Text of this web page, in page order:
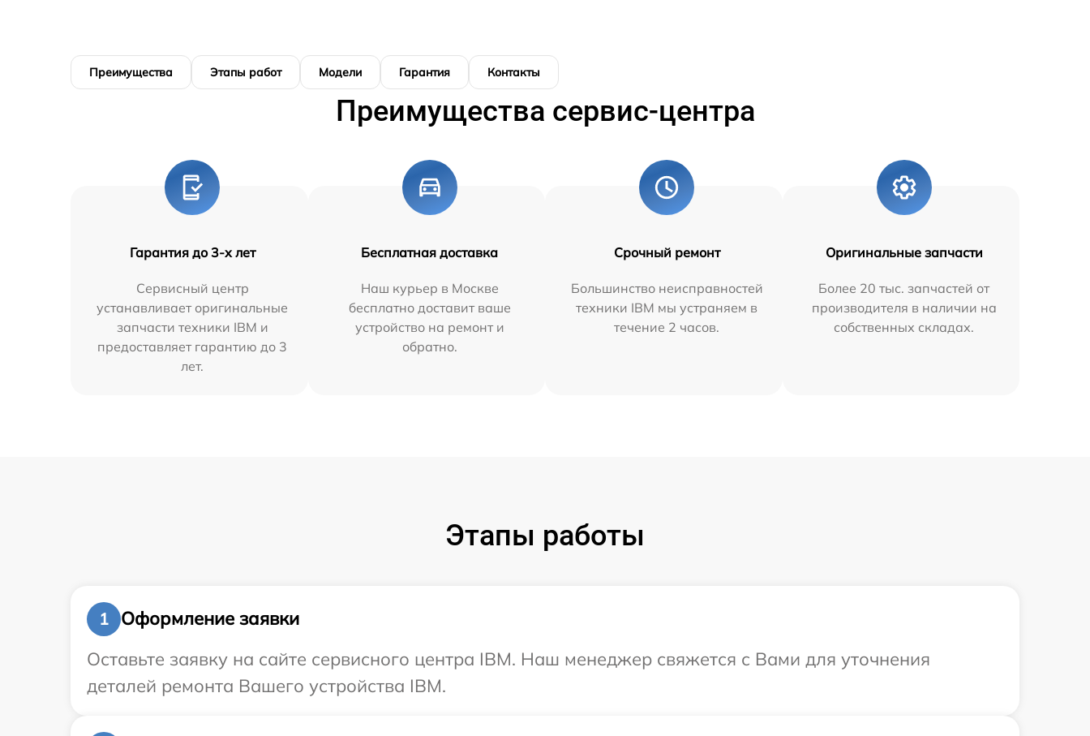
Преимущества Этапы работ Модели Гарантия Контакты
Преимущества сервис-центра
Гарантия до 3-х лет
Сервисный центр
устанавливает оригинальные
запчасти техники IBM и
предоставляет гарантию до 3
лет.
Бесплатная доставка
Наш курьер в Москве
бесплатно доставит ваше
устройство на ремонт и
обратно.
Срочный ремонт
Большинство неисправностей
техники IBM мы устраняем в
течение 2 часов.
Оригинальные запчасти
Более 20 тыс. запчастей от
производителя в наличии на
собственных складах.
Этапы работы
1
Оформление заявки
Оставьте заявку на сайте сервисного центра IBM. Наш менеджер свяжется с Вами для уточнения
деталей ремонта Вашего устройства IBM.